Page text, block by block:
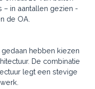
– in aantallen gezien -
de OA.
hebben kiezen
De combinatie
legt een stevige